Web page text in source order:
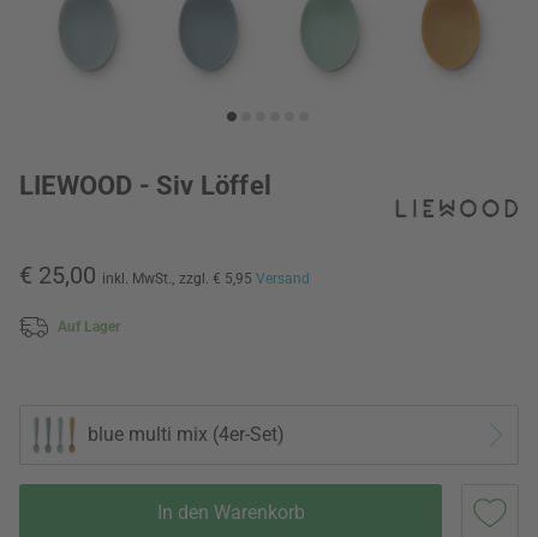
LIEWOOD - Siv Löffel
€ 25,00 inkl. MwSt., zzgl. € 5,95 Versand
Auf Lager
blue multi mix (4er-Set)
In den Warenkorb